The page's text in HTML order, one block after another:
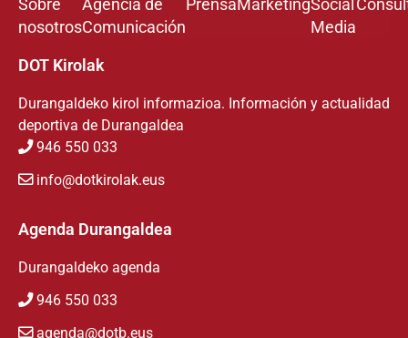
nosotrosComunicación
Media
DOT Kirolak
Durangaldeko kirol informazioa. Información y actualidad
deportiva de Durangaldea
946 550 033
info@dotkirolak.eus
Agenda Durangaldea
Durangaldeko agenda
946 550 033
agenda@dotb.eus